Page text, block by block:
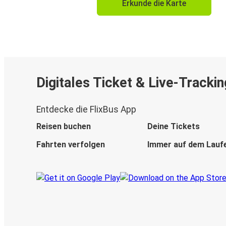
Erkunde die Karte
Digitales Ticket & Live-
Entdecke die FlixBus App
Reisen buchen
Deine Tickets
Fahrten verfolgen
Immer auf dem